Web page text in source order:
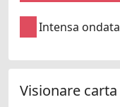
Intensa
Visionare